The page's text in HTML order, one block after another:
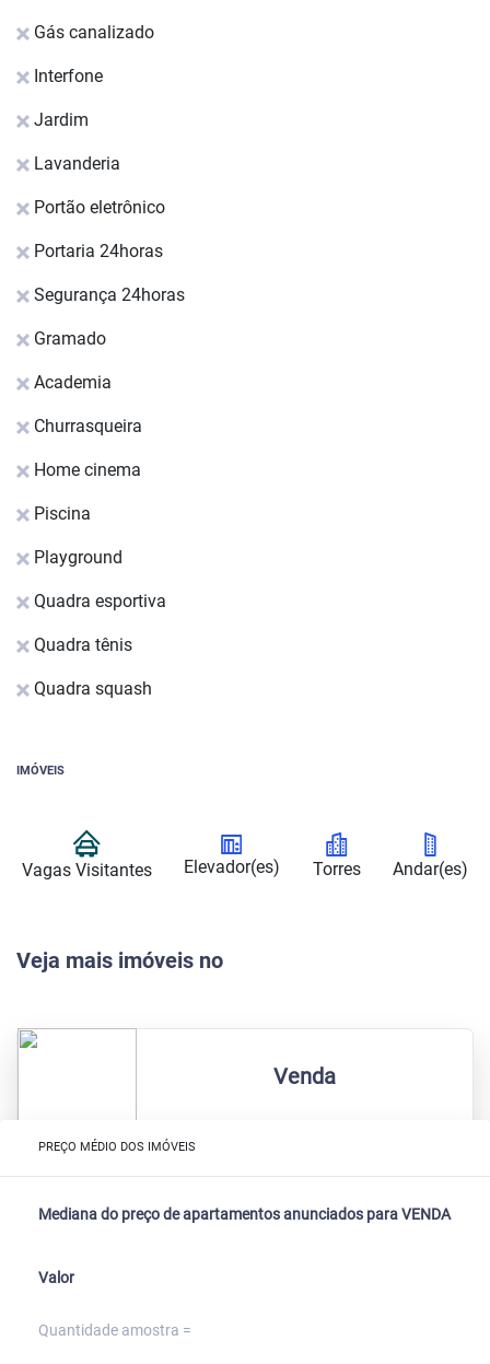
Gás canalizado
Interfone
Jardim
Lavanderia
Portão eletrônico
Portaria 24horas
Segurança 24horas
Gramado
Academia
Churrasqueira
Home cinema
Piscina
Playground
Quadra esportiva
Quadra tênis
Quadra squash
IMÓVEIS
Vagas Visitantes Elevador(es) Torres Andar(es)
Veja mais imóveis no
Venda
PREÇO MÉDIO DOS IMÓVEIS
Mediana do preço de apartamentos anunciados para VENDA
Valor
Quantidade amostra =